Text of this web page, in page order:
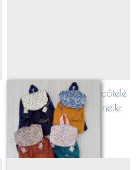
Petit LOUIS en velours côtelé
: le sac à dos maternelle
surmesure et personnalisé
À partir de 44